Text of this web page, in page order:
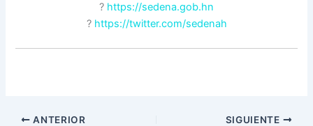
? https://sedena.gob.hn
? https://twitter.com/sedenah
ANTERIOR SIGUIENTE